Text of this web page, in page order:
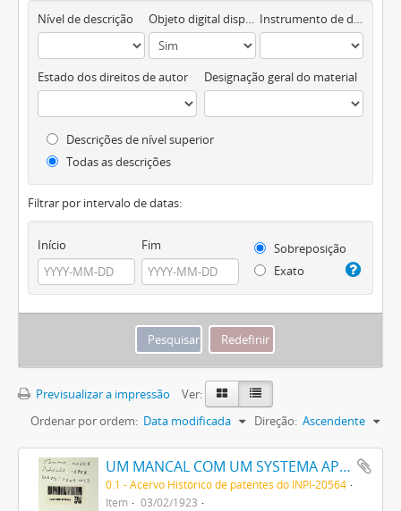
Nível de descrição Objeto digital disponível Instrumento de descrição documental
Estado dos direitos de autor Designação geral do material
Descrições de nível superior
Todas as descrições
Filtrar por intervalo de datas:
Início Fim
Sobreposição
Exato
Previsualizar a impressão
Ver:
Ordenar por ordem: Data modificada Direção: Ascendente
UM MANCAL COM UM SYSTEMA APERFEIÇOADO DE LUBRIFICAÇÃO
0.1 - Acervo Histórico de patentes do INPI-20564
Item
03/02/1923